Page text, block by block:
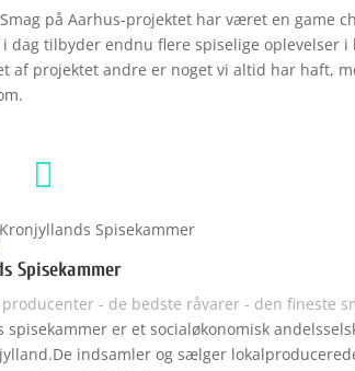
på Aarhus-projektet har været en game
dag tilbyder endnu flere spiselige oplevelser i
af projektet andre er noget vi altid har haft,

Spisekammer
- de bedste råvarer - den fineste
spisekammer er et socialøkonomisk
indsamler og sælger